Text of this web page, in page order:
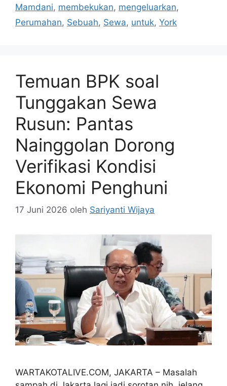
Mamdani, membekukan, mengeluarkan,
Perumahan, Sebuah, Sewa, untuk, York
Temuan BPK soal
Tunggakan Sewa
Rusun: Pantas
Nainggolan Dorong
Verifikasi Kondisi
Ekonomi Penghuni
17 Juni 2026 oleh Sariyanti Wijaya
WARTAKOTALIVE.COM, JAKARTA – Masalah